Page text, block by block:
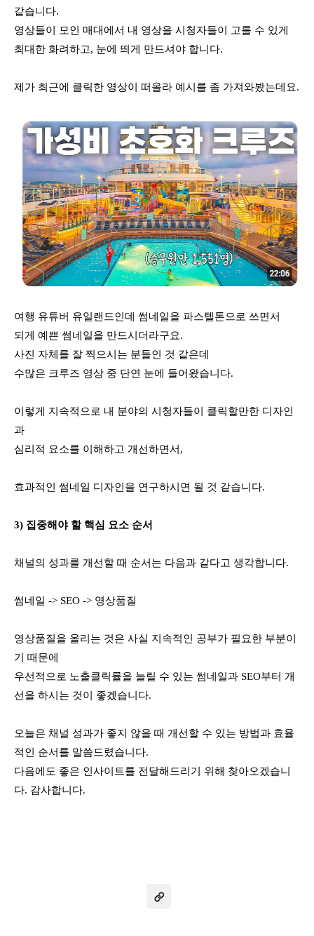
같습니다.
영상들이 모인 매대에서 내 영상을 시청자들이 고를 수 있게
최대한 화려하고, 눈에 띄게 만드셔야 합니다.
제가 최근에 클릭한 영상이 떠올라 예시를 좀 가져와봤는데요.
여행 유튜버 유일랜드인데 썸네일을 파스텔톤으로 쓰면서
되게 예쁜 썸네일을 만드시더라구요.
사진 자체를 잘 찍으시는 분들인 것 같은데
수많은 크루즈 영상 중 단연 눈에 들어왔습니다.
이렇게 지속적으로 내 분야의 시청자들이 클릭할만한 디자인
과
심리적 요소를 이해하고 개선하면서,
효과적인 썸네일 디자인을 연구하시면 될 것 같습니다.
3) 집중해야 할 핵심 요소 순서
채널의 성과를 개선할 때 순서는 다음과 같다고 생각합니다.
썸네일 -> SEO -> 영상품질
영상품질을 올리는 것은 사실 지속적인 공부가 필요한 부분이
기 때문에
우선적으로 노출클릭률을 늘릴 수 있는 썸네일과 SEO부터 개
선을 하시는 것이 좋겠습니다.
오늘은 채널 성과가 좋지 않을 때 개선할 수 있는 방법과 효율
적인 순서를 말씀드렸습니다.
다음에도 좋은 인사이트를 전달해드리기 위해 찾아오겠습니
다. 감사합니다.